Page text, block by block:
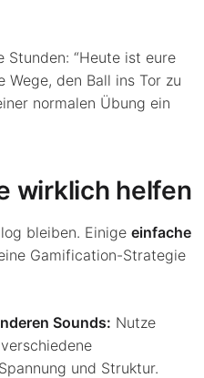
Stunden: “Heute ist eure
Wege, den Ball ins Tor zu
normalen Übung ein
wirklich helfen
bleiben. Einige einfache
Gamification-Strategie
Sounds: Nutze
und Struktur.